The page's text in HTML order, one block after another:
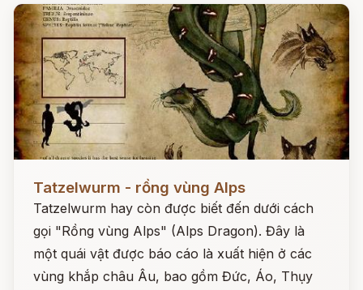
Tatzelwurm - rồng vùng Alps
Tatzelwurm hay còn được biết đến dưới cách
gọi "Rồng vùng Alps" (Alps Dragon). Đây là
một quái vật được báo cáo là xuất hiện ở các
vùng khắp châu Âu, bao gồm Đức, Áo, Thụy